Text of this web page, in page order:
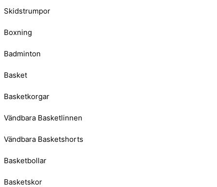
Skidstrumpor
Boxning
Badminton
Basket
Basketkorgar
Vändbara Basketlinnen
Vändbara Basketshorts
Basketbollar
Basketskor